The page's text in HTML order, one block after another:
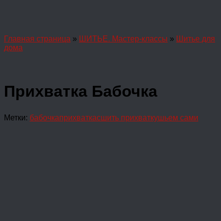
Главная страница » ШИТЬЕ. Мастер-классы » Шитье для
дома
Прихватка Бабочка
Метки: бабочкаприхваткасшить прихваткушьем сами